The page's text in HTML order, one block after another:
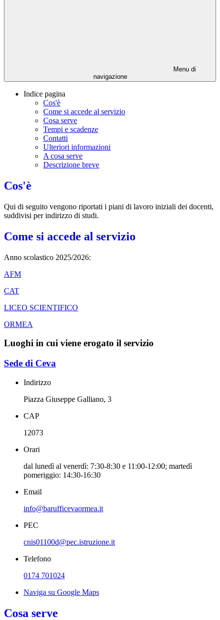
Menu di
navigazione
Indice pagina
Cos'è
Come si accede al servizio
Cosa serve
Tempi e scadenze
Contatti
Ulteriori informazioni
A cosa serve
Descrizione breve
Cos'è
Qui di seguito vengono riportati i piani di lavoro iniziali dei docenti,
suddivisi per indirizzo di studi.
Come si accede al servizio
Anno scolastico 2025/2026:
AFM
CAT
LICEO SCIENTIFICO
ORMEA
Luoghi in cui viene erogato il servizio
Sede di Ceva
Indirizzo
Piazza Giuseppe Galliano, 3
CAP
12073
Orari
dal lunedì al venerdì: 7:30-8:30 e 11:00-12:00; martedì
pomeriggio: 14:30-16:30
Email
info@barufficevaormea.it
PEC
cnis01100d@pec.istruzione.it
Telefono
0174 701024
Naviga su Google Maps
Cosa serve